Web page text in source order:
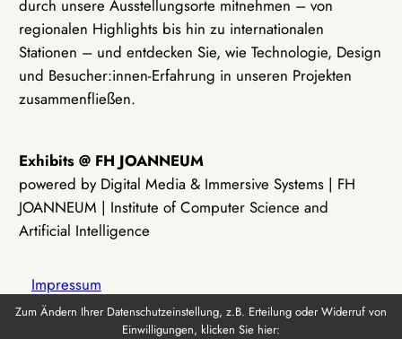
durch unsere Ausstellungsorte mitnehmen – von
regionalen Highlights bis hin zu internationalen
Stationen – und entdecken Sie, wie Technologie, Design
und Besucher:innen-Erfahrung in unseren Projekten
zusammenfließen.
Exhibits @ FH JOANNEUM
powered by Digital Media & Immersive Systems | FH
JOANNEUM | Institute of Computer Science and
Artificial Intelligence
Impressum
Zum Ändern Ihrer Datenschutzeinstellung, z.B. Erteilung oder Widerruf von
Einwilligungen, klicken Sie hier: